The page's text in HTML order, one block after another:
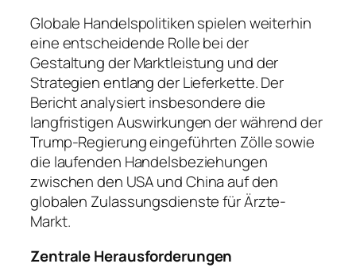
Globale Handelspolitiken spielen weiterhin
eine entscheidende Rolle bei der
Gestaltung der Marktleistung und der
Strategien entlang der Lieferkette. Der
Bericht analysiert insbesondere die
langfristigen Auswirkungen der während der
Trump-Regierung eingeführten Zölle sowie
die laufenden Handelsbeziehungen
zwischen den USA und China auf den
globalen Zulassungsdienste für Ärzte-
Markt.
Zentrale Herausforderungen